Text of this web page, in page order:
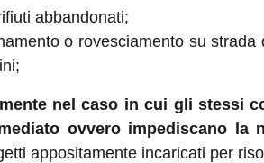
abbandonati;
o rovesciamento su
nel caso in cui gli stessi
ovvero impediscano la
appositamente incaricati per